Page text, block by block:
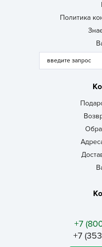
Политика
+7
+7